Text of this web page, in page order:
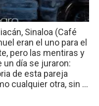
Sinaloa (Café
eran el uno para el
pero las mentiras y
un día se juraron:
de esta pareja
cualquier otra, sin …